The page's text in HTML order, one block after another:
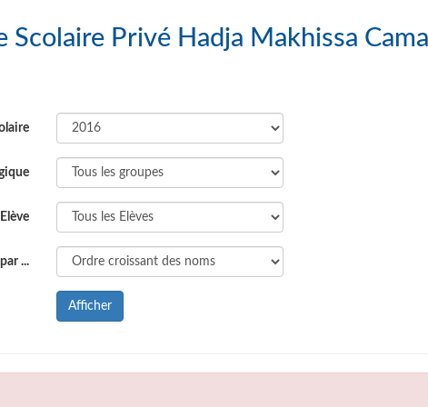
: Complexe Scolaire Privé Hadja Makhissa
par ...
Afficher